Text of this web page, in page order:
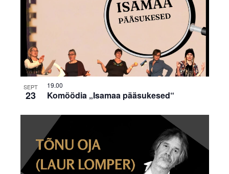
SEPT
23 Komöödia „Isamaa pääsukesed“
19.00